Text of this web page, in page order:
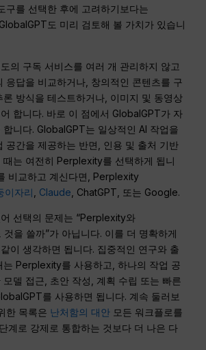
구를 선택한 후에 고려하기보다는
도 미리 검토해 볼 가치가 있습니
의 구독 서비스를 여러 개 관리하지 않고
응답을 비교하거나, 창의적인 콘텐츠를 구
론 방식을 테스트하거나, 이미지 및 동영상
합니다. 바로 이 점에서 GlobalGPT가 자
니다. GlobalGPT는 일상적인 AI 작업을
공간을 제공하는 반면, 인용 및 출처 기반
때는 여전히 Perplexity를 선택하게 됩니
비교하고 계신다면, Perplexity
이자리 Claude , ChatGPT, 또는 Google.
선택의 문제는 “Perplexity와
을 쓸까”가 아닙니다. 이를 더 명확하게
이 생각하면 됩니다. 집중적인 연구와 출
는 Perplexity를 사용하고, 하나의 작업 공
델 접근, 초안 작성, 계획 수립 또는 빠른
를 사용하면 됩니다. 계속 둘러보
한 목록은 난처함의 대안 모든 워크플로를
계로 강제로 통합하는 것보다 더 나은 다